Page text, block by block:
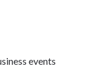
events